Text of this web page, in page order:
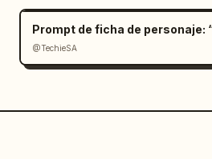
@TechieSA